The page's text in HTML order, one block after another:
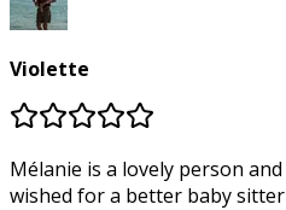
Violette
Mélanie is a lovely person
wished for a better baby